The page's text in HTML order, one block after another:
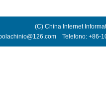
(C) China Internet
Telefono: +86-